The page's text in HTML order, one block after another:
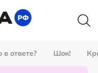
в ответе? Шок!